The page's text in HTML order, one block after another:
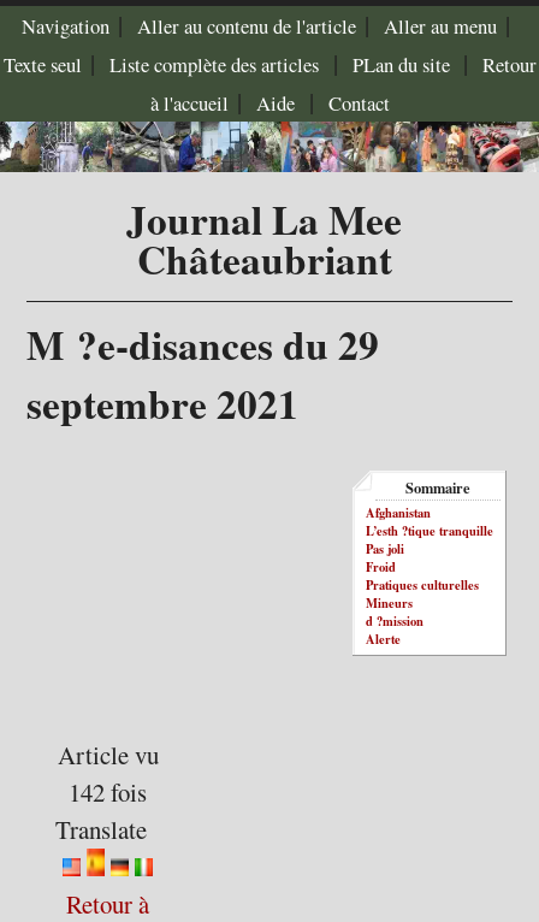
Navigation| Aller au contenu de l'article| Aller au menu|
Texte seul | Liste complète des articles| PLan du site | Retour
à l'accueil | Aide| Contact
Journal La Mee
Châteaubriant
M ?e-disances du 29
septembre 2021
Sommaire
Afghanistan
L’esth ?tique tranquille
Pas joli
Froid
Pratiques culturelles
Mineurs
d ?mission
Alerte
Article vu
142 fois
Translate
Retour à